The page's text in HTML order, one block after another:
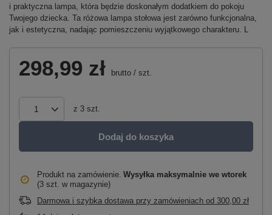
i praktyczna lampa, która będzie doskonałym dodatkiem do pokoju
Twojego dziecka. Ta różowa lampa stołowa jest zarówno funkcjonalna,
jak i estetyczna, nadając pomieszczeniu wyjątkowego charakteru. L
298,99 zł brutto / szt.
z 3 szt.
Dodaj do koszyka
Produkt na zamówienie Wysyłka maksymalnie we wtorek
(3 szt. w magazynie)
Darmowa i szybka dostawa przy zamówieniach od 300,00 zł